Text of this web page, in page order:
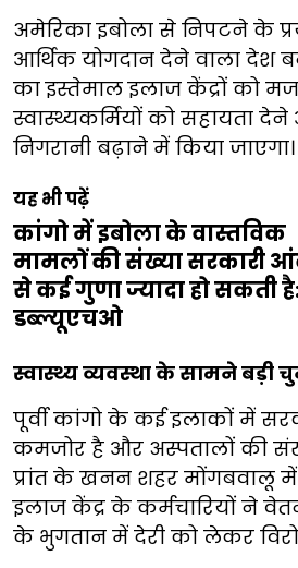
अमेरिका इबोला से निपटने के
आर्थिक योगदान देने वाला देश
का इस्तेमाल इलाज केंद्रों को
स्वास्थ्यकर्मियों को सहायता
निगरानी बढ़ाने में किया जाएगा।
यह भी पढ़ें
कांगो में इबोला के वास्तविक
मामलों की संख्या सरकारी
से कई गुणा ज्यादा हो सकती
डब्ल्यूएचओ
स्वास्थ्य व्यवस्था के सामने बड़ी
पूर्वी कांगो के कई इलाकों में
कमजोर है और अस्पतालों की
प्रांत के खनन शहर मोंगबवालू में
इलाज केंद्र के कर्मचारियों ने
के भुगतान में देरी को लेकर